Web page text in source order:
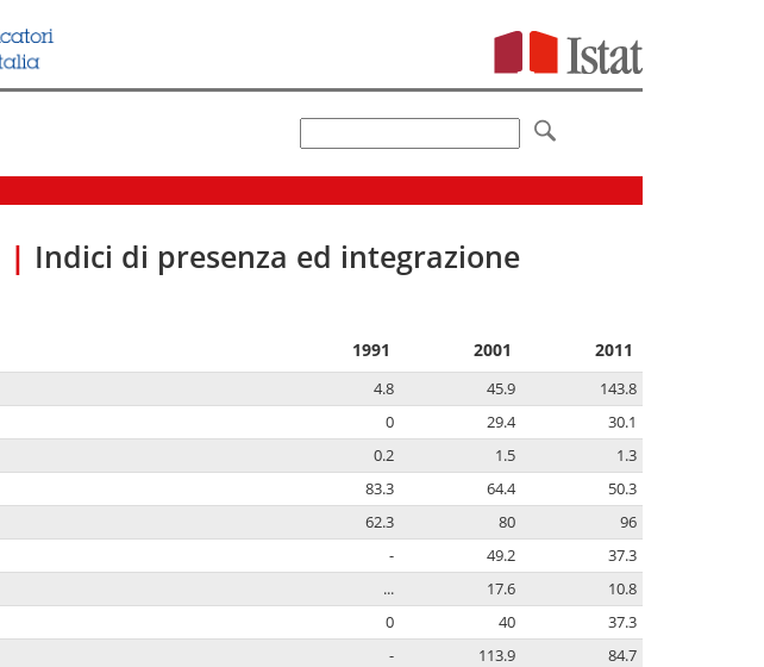
| Indici di presenza ed integrazione
1991 2001 2011
4.8 45.9
143.8
0 29.4
30.1
0.2 1.5
1.3
83.3 64.4
50.3
62.3 80
96
- 49.2
37.3
... 17.6
10.8
0 40
37.3
- 113.9
84.7